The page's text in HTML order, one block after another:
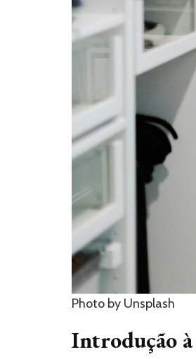
Photo by Unsplash
Introdução